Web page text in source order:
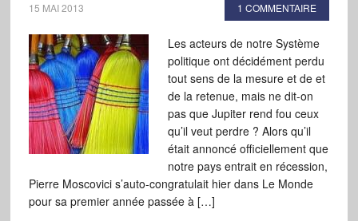
15 MAI 2013 1 COMMENTAIRE
Les acteurs de notre Système
politique ont décidément perdu
tout sens de la mesure et de et
de la retenue, mais ne dit-on
pas que Jupiter rend fou ceux
qu’il veut perdre ? Alors qu’il
était annoncé officiellement que
notre pays entrait en récession,
Pierre Moscovici s’auto-congratulait hier dans Le Monde
pour sa premier année passée à […]